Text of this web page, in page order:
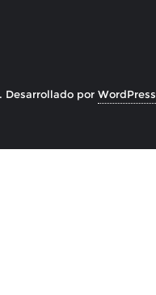
Desarrollado por WordPress